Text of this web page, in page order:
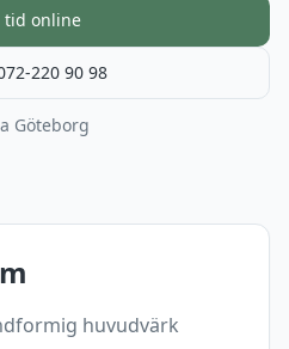
tid online
220 90 98
Göteborg
huvudvärk